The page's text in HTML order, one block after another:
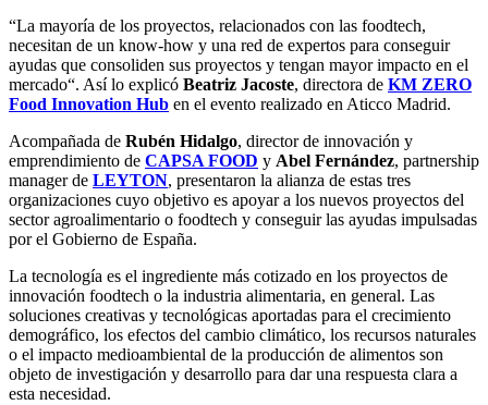
“La mayoría de los proyectos, relacionados con las foodtech,
necesitan de un know-how y una red de expertos para conseguir
ayudas que consoliden sus proyectos y tengan mayor impacto en el
mercado“. Así lo explicó Beatriz Jacoste, directora de KM ZERO
Food Innovation Hub en el evento realizado en Aticco Madrid.
Acompañada de Rubén Hidalgo, director de innovación y
emprendimiento de CAPSA FOOD y Abel Fernández, partnership
manager de LEYTON, presentaron la alianza de estas tres
organizaciones cuyo objetivo es apoyar a los nuevos proyectos del
sector agroalimentario o foodtech y conseguir las ayudas impulsadas
por el Gobierno de España.
La tecnología es el ingrediente más cotizado en los proyectos de
innovación foodtech o la industria alimentaria, en general. Las
soluciones creativas y tecnológicas aportadas para el crecimiento
demográfico, los efectos del cambio climático, los recursos naturales
o el impacto medioambiental de la producción de alimentos son
objeto de investigación y desarrollo para dar una respuesta clara a
esta necesidad.